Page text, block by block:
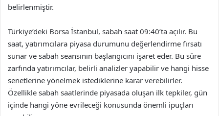
belirlenmiştir.
Türkiye’deki Borsa İstanbul, sabah saat 09:40’ta açılır. Bu
saat, yatırımcılara piyasa durumunu değerlendirme fırsatı
sunar ve sabah seansının başlangıcını işaret eder. Bu süre
zarfında yatırımcılar, belirli analizler yapabilir ve hangi hisse
senetlerine yönelmek istediklerine karar verebilirler.
Özellikle sabah saatlerinde piyasada oluşan ilk tepkiler, gün
içinde hangi yöne evrileceği konusunda önemli ipuçları